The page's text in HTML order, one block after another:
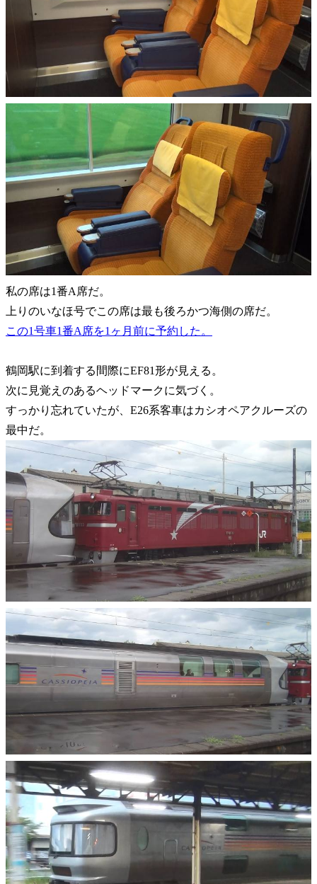
私の席は1番A席だ。
上りのいなほ号でこの席は最も後ろかつ海側の席だ。
この1号車1番A席を1ヶ月前に予約した。
鶴岡駅に到着する間際にEF81形が見える。
次に見覚えのあるヘッドマークに気づく。
すっかり忘れていたが、E26系客車はカシオペアクルーズの
最中だ。